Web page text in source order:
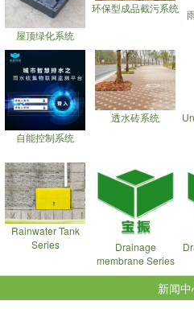
屋顶绿化系统
环保型成品截污系统
自能控制系统
透水砖系统
Rainwater Tank
Series
Drainage
membrane Series
新闻